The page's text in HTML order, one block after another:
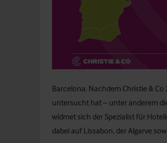
Barcelona. Nachdem Christie &
untersucht hat – unter anderem
widmet sich der Spezialist für
dabei auf Lissabon, der Algarve